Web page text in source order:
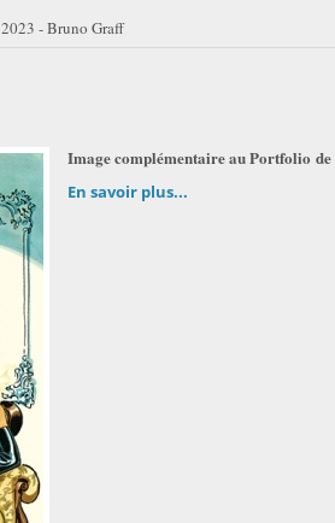
2023 - Bruno Graff
Image complémentaire au Portfolio de
En savoir plus...